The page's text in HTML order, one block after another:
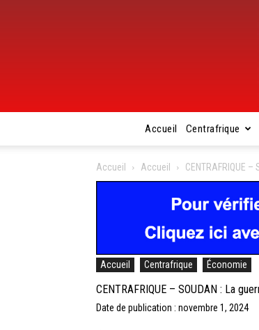
Accueil Centrafrique
Accueil Accueil CENTRAFRIQUE
Accueil Centrafrique Économie
CENTRAFRIQUE – SOUDAN : La
Date de publication : novembre 1, 2024